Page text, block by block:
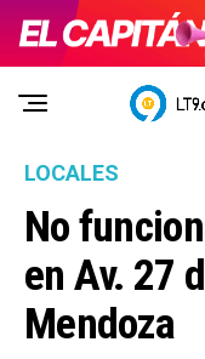
LOCALES
No
en Av. 27
Mendoza